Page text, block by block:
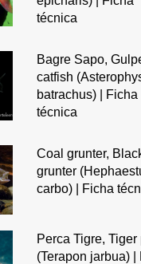
técnica
Bagre Sapo,
catfish
batrachus) | Ficha
técnica
Coal grunter,
grunter
carbo) | Ficha
Perca Tigre, Tiger
(Terapon jarbua) |